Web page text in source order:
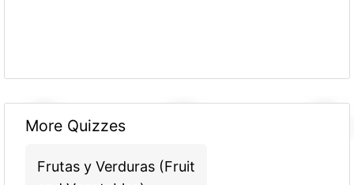
More Quizzes
Frutas y Verduras (Fruit